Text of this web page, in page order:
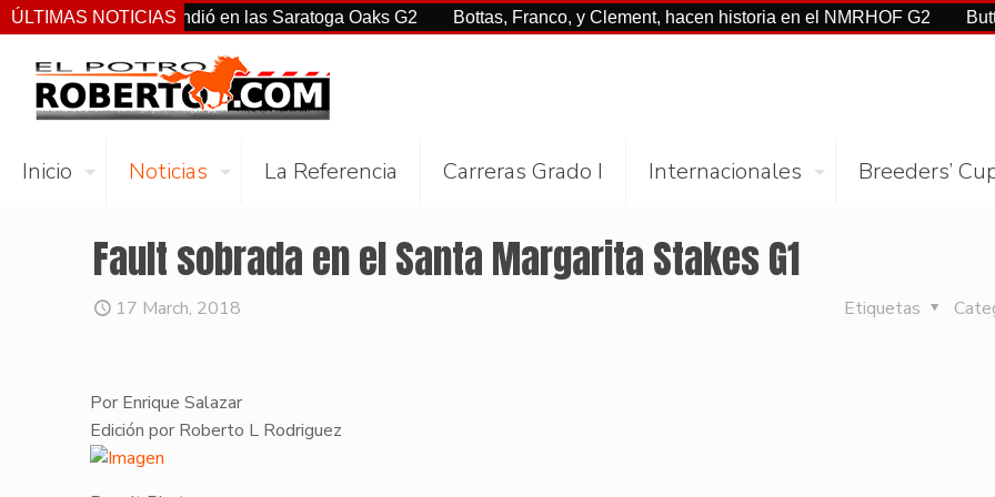
ÚLTIMAS NOTICIAS
Jr. sorprendió en las Saratoga Oaks G2 Bottas, Franco, y Clement, hacen historia en el NMRHOF G2 Buttah con
Inicio Noticias La Referencia Carreras Grado I Internacionales Breeders’
Fault sobrada en el Santa Margarita Stakes G1
17 March, 2018 Etiquetas
Por Enrique Salazar
Edición por Roberto L Rodriguez